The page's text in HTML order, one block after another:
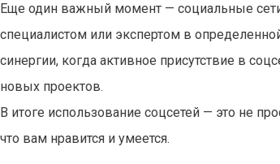
Еще один важный момент — социальные
специалистом или экспертом в
синергии, когда активное присутствие в
новых проектов.
В итоге использование соцсетей — это не
что вам нравится и умеется.